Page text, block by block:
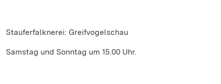
Stauferfalknerei: Greifvogelschau
Samstag und Sonntag um 15.00 Uhr.